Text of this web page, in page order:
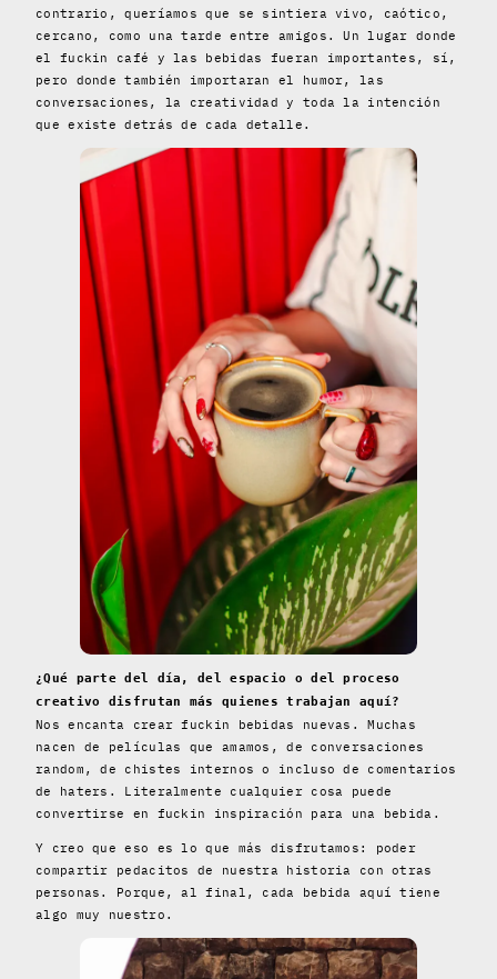
contrario, queríamos que se sintiera vivo, caótico,
cercano, como una tarde entre amigos. Un lugar donde
el fuckin café y las bebidas fueran importantes, sí,
pero donde también importaran el humor, las
conversaciones, la creatividad y toda la intención
que existe detrás de cada detalle.
¿Qué parte del día, del espacio o del proceso
creativo disfrutan más quienes trabajan aquí?
Nos encanta crear fuckin bebidas nuevas. Muchas
nacen de películas que amamos, de conversaciones
random, de chistes internos o incluso de comentarios
de haters. Literalmente cualquier cosa puede
convertirse en fuckin inspiración para una bebida.
Y creo que eso es lo que más disfrutamos: poder
compartir pedacitos de nuestra historia con otras
personas. Porque, al final, cada bebida aquí tiene
algo muy nuestro.